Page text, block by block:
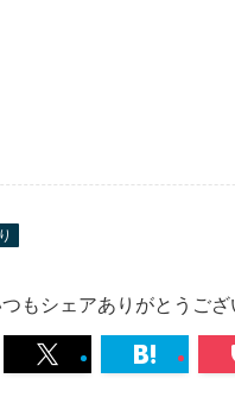
もシェアありがとうござ